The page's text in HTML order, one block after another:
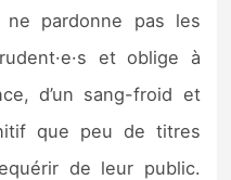
pardonne pas les
et oblige à
d’un sang-froid et
que peu de titres
de leur public.